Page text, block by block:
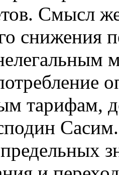
Смысл
снижения
тарифам,